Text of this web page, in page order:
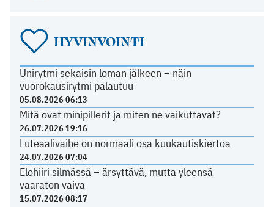
HYVINVOINTI
Unirytmi sekaisin loman jälkeen – näin
vuorokausirytmi palautuu
05.08.2026 06:13
Mitä ovat minipillerit ja miten ne vaikuttavat?
26.07.2026 19:16
Luteaalivaihe on normaali osa kuukautiskiertoa
24.07.2026 07:04
Elohiiri silmässä – ärsyttävä, mutta yleensä
vaaraton vaiva
15.07.2026 08:17